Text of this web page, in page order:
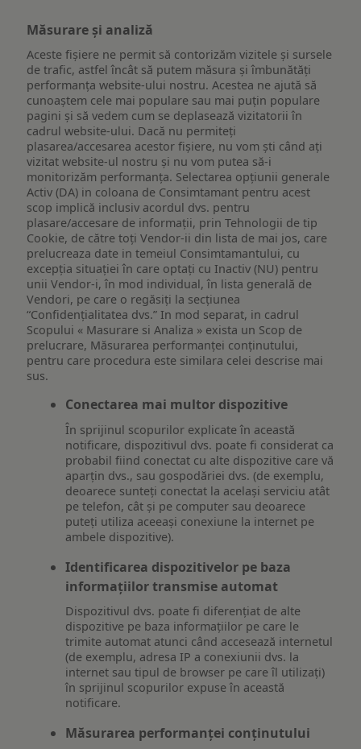
Măsurare și analiză
Aceste fișiere ne permit să contorizăm vizitele și sursele
de trafic, astfel încât să putem măsura și îmbunătăți
performanța website-ului nostru. Acestea ne ajută să
cunoaștem cele mai populare sau mai puțin populare
pagini și să vedem cum se deplasează vizitatorii în
cadrul website-ului. Dacă nu permiteți
plasarea/accesarea acestor fișiere, nu vom ști când ați
vizitat website-ul nostru și nu vom putea să-i
monitorizăm performanța. Selectarea opțiunii generale
Activ (DA) in coloana de Consimtamant pentru acest
scop implică inclusiv acordul dvs. pentru
plasare/accesare de informații, prin Tehnologii de tip
Cookie, de către toți Vendor-ii din lista de mai jos, care
prelucreaza date in temeiul Consimtamantului, cu
excepția situației în care optați cu Inactiv (NU) pentru
unii Vendor-i, în mod individual, în lista generală de
Vendori, pe care o regăsiți la secțiunea
“Confidențialitatea dvs.” In mod separat, in cadrul
Scopului « Masurare si Analiza » exista un Scop de
prelucrare, Măsurarea performanței conținutului,
pentru care procedura este similara celei descrise mai
sus.
Conectarea mai multor dispozitive
În sprijinul scopurilor explicate în această
notificare, dispozitivul dvs. poate fi considerat ca
probabil fiind conectat cu alte dispozitive care vă
aparțin dvs., sau gospodăriei dvs. (de exemplu,
deoarece sunteți conectat la același serviciu atât
pe telefon, cât și pe computer sau deoarece
puteți utiliza aceeași conexiune la internet pe
ambele dispozitive).
Identificarea dispozitivelor pe baza
informațiilor transmise automat
Dispozitivul dvs. poate fi diferențiat de alte
dispozitive pe baza informațiilor pe care le
trimite automat atunci când accesează internetul
(de exemplu, adresa IP a conexiunii dvs. la
internet sau tipul de browser pe care îl utilizați)
în sprijinul scopurilor expuse în această
notificare.
Măsurarea performanței conținutului